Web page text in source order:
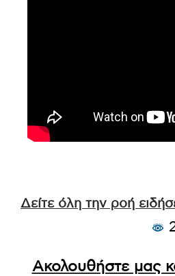
Δείτε όλη την ροή
Ακολουθήστε μας